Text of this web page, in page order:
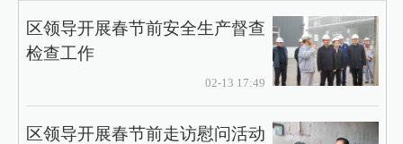
区领导开展春节前安全生产督查
检查工作
02-13 17:49
区领导开展春节前走访慰问活动